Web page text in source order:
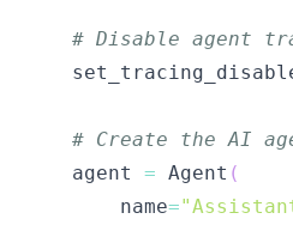
# Disable agent
# Create the AI
    agent
= Agent (
        name
=